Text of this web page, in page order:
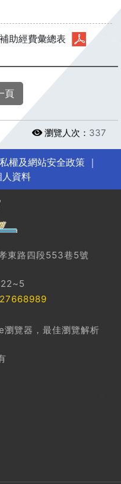
助經費彙總表
頁
瀏覽人次： 337
權及網站安全政策｜
資料
東路四段553巷5號
覽器，最佳瀏覽解析